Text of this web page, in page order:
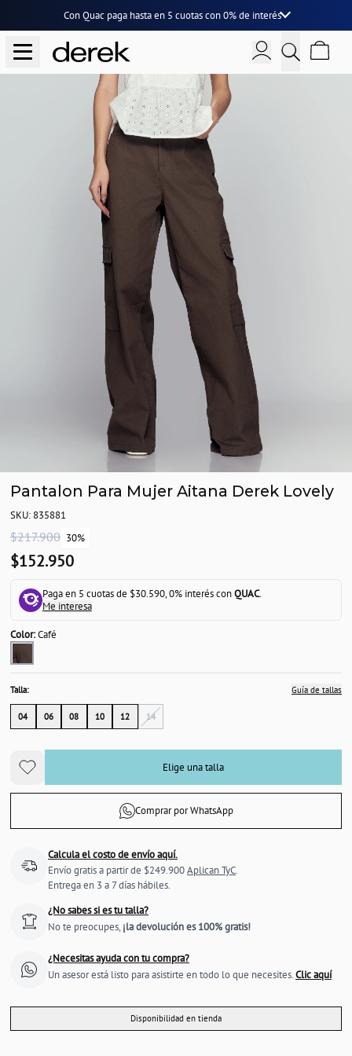
Con Quac paga hasta en 5 cuotascon0% de interés
Pantalon Para Mujer Aitana Derek Lovely
SKU: 835881
$217.900 30%
$152.950
Paga en 5 cuotas de $30.590, 0% interés conQUAC.
Me interesa
Color:Café
Talla: Guía de tallas
04 06 08 10 12 14
Elige una talla
Comprar por WhatsApp
Calcula el costo de envío aquí.
Envío gratis a partir de $249.900Aplican TyC.
Entrega en 3 a 7 días hábiles.
¿No sabes si es tu talla?
No te preocupes, ¡la devolución es 100% gratis!
¿Necesitas ayuda con tu compra?
Un asesor está listo para asistirte en todo lo que necesites.Clic aquí
Disponibilidad en tienda